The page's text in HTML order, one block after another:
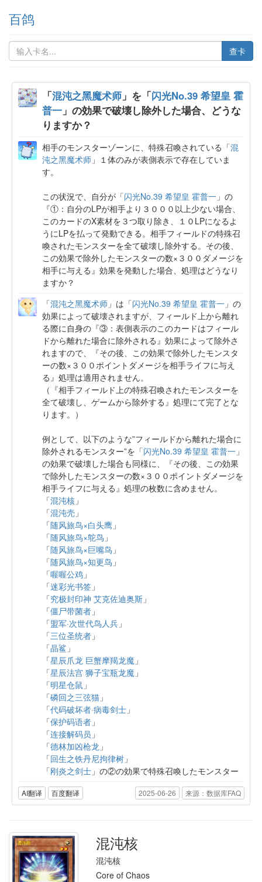
百鸽
查卡
「混沌之黑魔术师 」を「闪光No.39 希望皇 霍
普一 」の効果で破壊し除外した場合、どうな
りますか？
相手のモンスターゾーンに、特殊召喚されている「混
沌之黑魔术师 」１体のみが表側表示で存在していま
す。
この状況で、自分が「闪光No.39 希望皇 霍普一 」の
『①：自分のLPが相手より３０００以上少ない場合、
このカードのX素材を３つ取り除き、１０LPになるよ
うにLPを払って発動できる。相手フィールドの特殊召
喚されたモンスターを全て破壊し除外する。その後、
この効果で除外したモンスターの数×３００ダメージを
相手に与える』効果を発動した場合、処理はどうなり
ますか？
「混沌之黑魔术师 」は「闪光No.39 希望皇 霍普一 」の
効果によって破壊されますが、フィールド上から離れ
る際に自身の『③：表側表示のこのカードはフィール
ドから離れた場合に除外される』効果によって除外さ
れますので、『その後、この効果で除外したモンスタ
ーの数×３００ポイントダメージを相手ライフに与え
る』処理は適用されません。
（『相手フィールド上の特殊召喚されたモンスターを
全て破壊し、ゲームから除外する』処理にて完了とな
ります。）
例として、以下のような”フィールドから離れた場合に
除外されるモンスター”を「闪光No.39 希望皇 霍普一 」
の効果で破壊した場合も同様に、『その後、この効果
で除外したモンスターの数×３００ポイントダメージを
相手ライフに与える』処理の枚数に含めません。
「混沌核 」
「混沌壳 」
「随风旅鸟×白头鹰 」
「随风旅鸟×鸵鸟 」
「随风旅鸟×巨嘴鸟 」
「随风旅鸟×知更鸟 」
「喔喔公鸡 」
「迷彩光书签 」
「究极封印神 艾克佐迪奥斯 」
「僵尸带菌者 」
「盟军·次世代鸟人兵 」
「三位圣统者 」
「晶鲨 」
「星辰爪龙 巨蟹摩羯龙魔 」
「星辰法宫 狮子宝瓶龙魔 」
「明星仓鼠 」
「磷回之三弦猫 」
「代码破坏者·病毒剑士 」
「保护码语者 」
「连接解码员 」
「德林加凶枪龙 」
「回生之铁丹尼拘律树 」
「刚炎之剑士 」の②の効果で特殊召喚したモンスター
AI翻译 百度翻译 2025-06-26 来源：数据库FAQ
混沌核
混沌核
Core of Chaos